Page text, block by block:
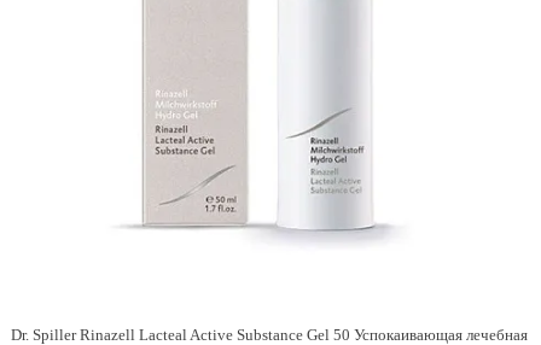
Dr. Spiller Rinazell Lacteal Active Substance Gel 50 Успокаивающая лечебная